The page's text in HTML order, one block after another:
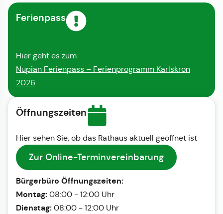
Ferienpass
Hier geht es zum
Nupian Ferienpass – Ferienprogramm Karlskron
2026
Öffnungszeiten
Hier sehen Sie, ob das Rathaus aktuell geöffnet ist
Zur Online-Terminvereinbarung
Bürgerbüro Öffnungszeiten:
Montag: 08:00 - 12:00 Uhr
Dienstag: 08:00 - 12:00 Uhr